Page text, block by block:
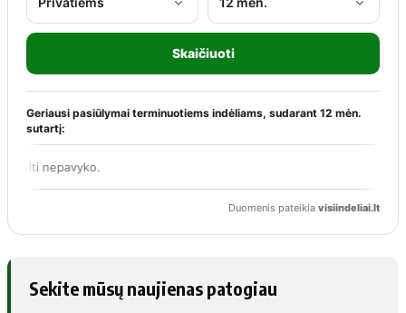
Sekite mūsų naujienas patogiau